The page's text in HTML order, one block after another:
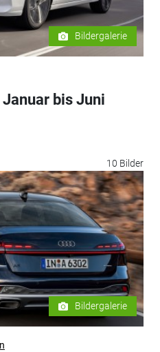
Bildergalerie
bis Juni
10 Bilder
Bildergalerie